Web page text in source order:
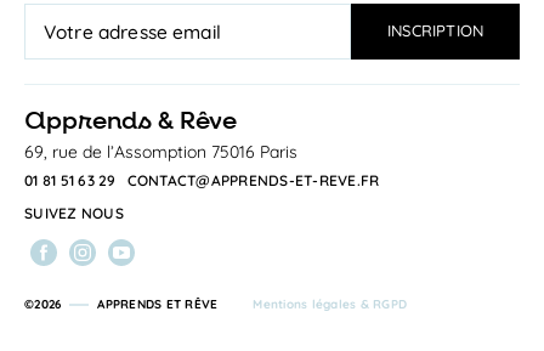
apprends & Rêve
69, rue de l’Assomption 75016 Paris
01 81 51 63 29
CONTACT@APPRENDS-ET-REVE.FR
SUIVEZ NOUS
©2026 APPRENDS ET RÊVE Mentions légales & RGPD